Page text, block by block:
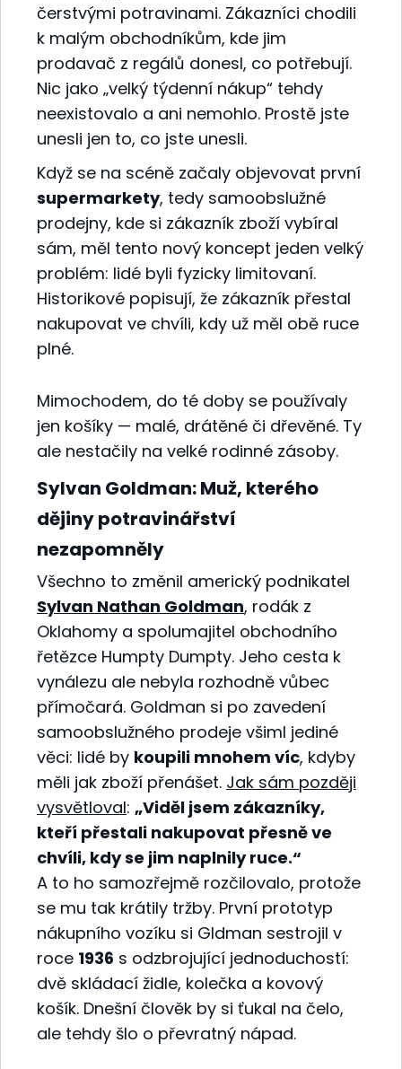
čerstvými potravinami. Zákazníci chodili
k malým obchodníkům, kde jim
prodavač z regálů donesl, co potřebují.
Nic jako „velký týdenní nákup“ tehdy
neexistovalo a ani nemohlo. Prostě jste
unesli jen to, co jste unesli.
Když se na scéně začaly objevovat první
supermarkety, tedy samoobslužné
prodejny, kde si zákazník zboží vybíral
sám, měl tento nový koncept jeden velký
problém: lidé byli fyzicky limitovaní.
Historikové popisují, že zákazník přestal
nakupovat ve chvíli, kdy už měl obě ruce
plné.
Mimochodem, do té doby se používaly
jen košíky — malé, drátěné či dřevěné. Ty
ale nestačily na velké rodinné zásoby.
Sylvan Goldman: Muž, kterého
dějiny potravinářství
nezapomněly
Všechno to změnil americký podnikatel
Sylvan Nathan Goldman, rodák z
Oklahomy a spolumajitel obchodního
řetězce Humpty Dumpty. Jeho cesta k
vynálezu ale nebyla rozhodně vůbec
přímočará. Goldman si po zavedení
samoobslužného prodeje všiml jediné
věci: lidé by koupili mnohem víc, kdyby
měli jak zboží přenášet. Jak sám později
vysvětloval: „Viděl jsem zákazníky,
kteří přestali nakupovat přesně ve
chvíli, kdy se jim naplnily ruce.“
A to ho samozřejmě rozčilovalo, protože
se mu tak krátily tržby. První prototyp
nákupního vozíku si Gldman sestrojil v
roce 1936 s odzbrojující jednoduchostí:
dvě skládací židle, kolečka a kovový
košík. Dnešní člověk by si ťukal na čelo,
ale tehdy šlo o převratný nápad.